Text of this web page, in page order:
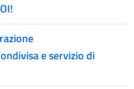
e servizio di